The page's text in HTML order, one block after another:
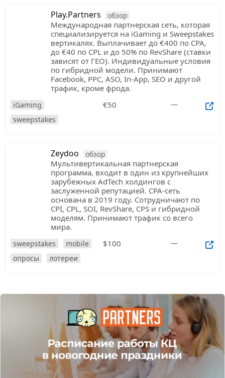
Play.Partners обзор
Международная партнерская сеть, которая
специализируется на iGaming и Sweepstakes
вертикалях. Выплачивает до €400 по CPA,
до €40 по CPL и до 50% по RevShare (ставки
зависят от ГЕО). Индивидуальные условия
по гибридной модели. Принимают
Facebook, PPC, ASO, In-App, SEO и другой
трафик, кроме фрода.
iGaming
sweepstakes
€50 —
Zeydoo обзор
Мультивертикальная партнерская
программа, входит в один из крупнейших
зарубежных AdTech холдингов с
заслуженной репутацией. CPA-сеть
основана в 2019 году. Сотрудничают по
CPI, CPL, SOI, RevShare, CPS и гибридной
моделям. Принимают трафик со всего
мира.
sweepstakes
mobile
опросы
лотереи
$100 —